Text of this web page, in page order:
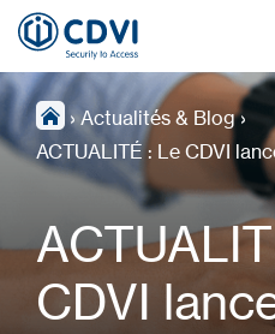
› Actualités & Blog›
ACTUALITÉ : Le CDVI
CDVI